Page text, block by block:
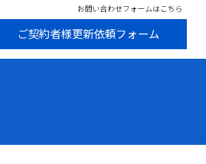
お問い合わせフォームはこちら
ご契約者様更新依頼フォーム